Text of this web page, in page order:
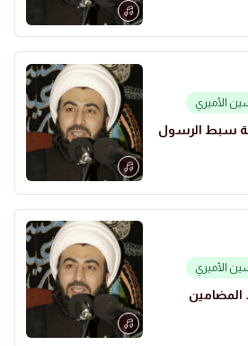
الأميري
سبط الرسول
الأميري
المضامين